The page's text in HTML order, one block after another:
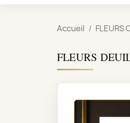
Accueil FLEURS
FLEURS